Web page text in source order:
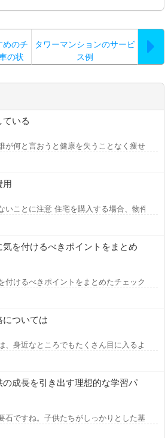
めのチ
の状
タワーマンションのサービ
ス例
ている
が何と言おうと健康を失うことなく痩せられ
用
いことに注意 住宅を購入する場合、物件価
を付けるべきポイントをまとめ
付けるべきポイントをまとめたチェックリス
については
、身近なところでもたくさん目に入るように
成長を引き出す理想的な学習パ
石ですね。子供たちがしっかりとした基礎を